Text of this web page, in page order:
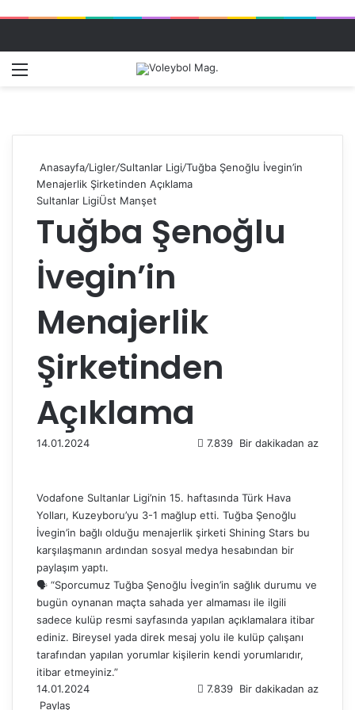
Anasayfa/Ligler/Sultanlar Ligi/Tuğba Şenoğlu İvegin’in
Menajerlik Şirketinden Açıklama
Sultanlar LigiÜst Manşet
Tuğba Şenoğlu
İvegin’in
Menajerlik
Şirketinden
Açıklama
14.01.2024 7.839 Bir dakikadan az
Vodafone Sultanlar Ligi’nin 15. haftasında Türk Hava
Yolları, Kuzeyboru’yu 3-1 mağlup etti. Tuğba Şenoğlu
İvegin’in bağlı olduğu menajerlik şirketi Shining Stars bu
karşılaşmanın ardından sosyal medya hesabından bir
paylaşım yaptı.
🗣️ “Sporcumuz Tuğba Şenoğlu İvegin’in sağlık durumu ve
bugün oynanan maçta sahada yer almaması ile ilgili
sadece kulüp resmi sayfasında yapılan açıklamalara itibar
ediniz. Bireysel yada direk mesaj yolu ile kulüp çalışanı
tarafından yapılan yorumlar kişilerin kendi yorumlarıdır,
itibar etmeyiniz.”
14.01.2024
7.839 Bir dakikadan az
Paylaş